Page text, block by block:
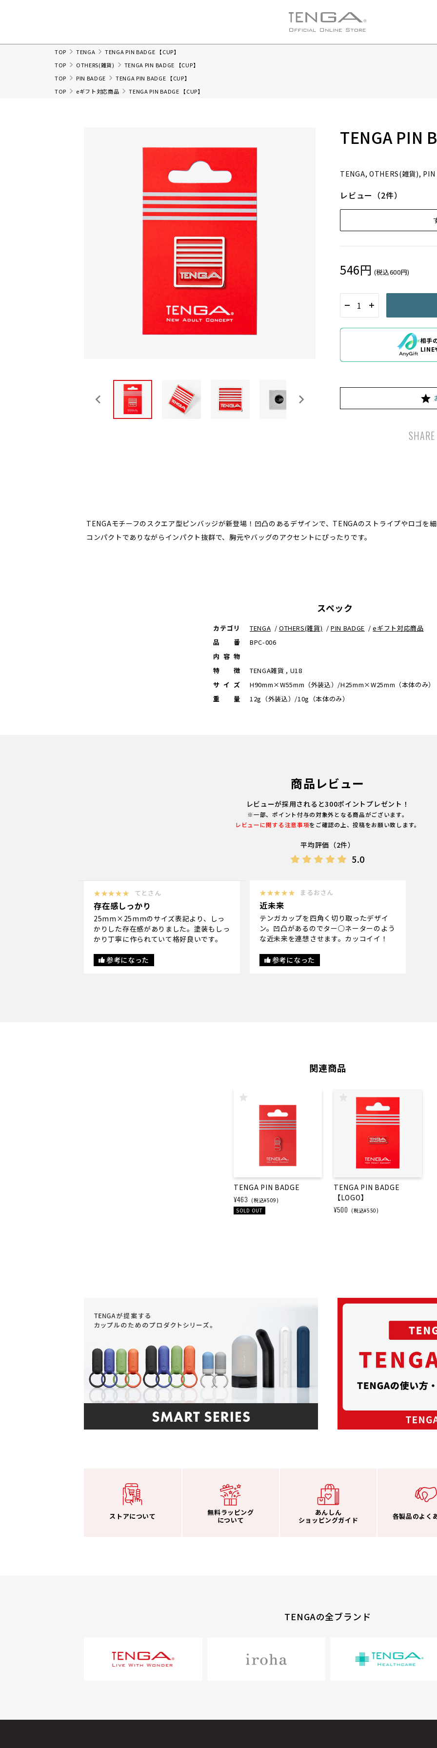
TOP TENGA
TENGA PIN BADGE 【CUP】
TOP
OTHERS(雑貨)
TENGA PIN BADGE 【CUP】
TOP
PIN BADGE
TENGA PIN BADGE 【CUP】
TOP
eギフト対応商品 TENGA PIN BADGE 【CUP】
TENGA PIN
TENGA, OTHERS(雑貨),
レビュー（2件）
546円 (税込600円)
相手
LINE
SHARE
TENGAモチーフのスクエア型ピンバッジが新登場！凹凸のあるデザインで、TENGAのストライプやロゴを細
コンパクトでありながらインパクト抜群で、胸元やバッグのアクセントにぴったりです。
スペック
カテゴリ TENGA / OTHERS(雑貨) / PIN BADGE /eギフト対応商品
品番
BPC-006
内容物
特徴
TENGA雑貨 , U18
サイズ
H90mm×W55mm（外装込）/H25mm×W25mm（本体のみ）
重量
12g（外装込）/10g（本体のみ）
商品レビュー
レビューが採用されると300ポイントプレゼント！
※一部、ポイント付与の対象外となる商品がございます。
レビューに関する注意事項をご確認の上、投稿をお願い致します。
平均評価（2件）
5.0
★★★★★ てとさん
存在感しっかり
25mm×25mmのサイズ表記より、しっ
かりした存在感がありました。塗装もしっ
かり丁寧に作られていて格好良いです。
参考になった
★★★★★ まるおさん
近未来
テンガカップを四角く切り取ったデザイ
ン。凹凸があるのでター○ネーターのよう
な近未来を連想させます。カッコイイ！
参考になった
関連商品
TENGA PIN BADGE
¥463 (税込¥509)
SOLD OUT
TENGA PIN BADGE
【LOGO】
¥500 (税込¥550)
ストアについて
無料ラッピング
について
あんしん
ショッピングガイド
各製品のよく
TENGAの全ブランド